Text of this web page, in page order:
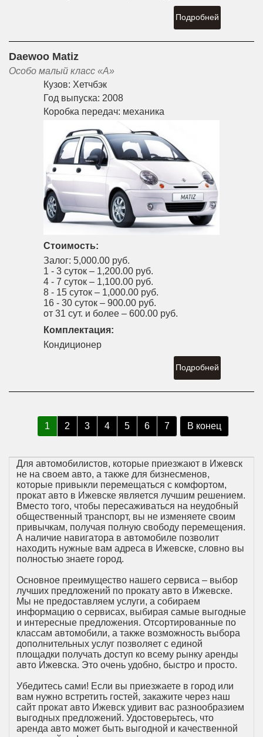
Подробней
Daewoo Matiz
Особо малый класс «A»
Кузов: Хетчбэк
Год выпуска: 2008
Коробка передач: механика
Стоимость:
Залог: 5,000.00 руб.
1 - 3 суток – 1,200.00 руб.
4 - 7 суток – 1,100.00 руб.
8 - 15 суток – 1,000.00 руб.
16 - 30 суток – 900.00 руб.
от 31 сут. и более – 600.00 руб.
Комплектация:
Кондиционер
Подробней
1 2 3 4 5 6 7 В конец
Для автомобилистов, которые приезжают в Ижевск
не на своем авто, а также для бизнесменов,
которые привыкли перемещаться с комфортом,
прокат авто в Ижевске является лучшим решением.
Вместо того, чтобы пересаживаться на неудобный
общественный транспорт, вы не изменяете своим
привычкам, получая полную свободу перемещения.
А наличие навигатора в автомобиле позволит
находить нужные вам адреса в Ижевске, словно вы
полностью знаете город.
Основное преимущество нашего сервиса – выбор
лучших предложений по прокату авто в Ижевске.
Мы не предоставляем услуги, а собираем
информацию о сервисах, выбирая самые выгодные
и интересные предложения. Отсортированные по
классам автомобили, а также возможность выбора
дополнительных услуг позволяет с единой
площадки получать доступ ко всему рынку аренды
авто Ижевска. Это очень удобно, быстро и просто.
Убедитесь сами! Если вы приезжаете в город или
вам нужно встретить гостей, закажите через наш
сайт прокат авто Ижевск удивит вас разнообразием
выгодных предложений. Удостоверьтесь, что
аренда авто может быть выгодной и качественной